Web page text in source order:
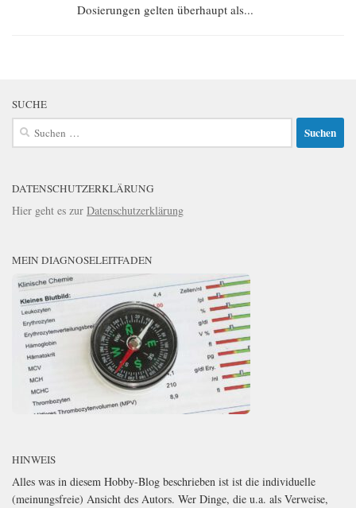
Dosierungen gelten überhaupt als...
SUCHE
Suchen
nach:
DATENSCHUTZERKLÄRUNG
Hier geht es zur Datenschutzerklärung
MEIN DIAGNOSELEITFADEN
HINWEIS
Alles was in diesem Hobby-Blog beschrieben ist ist die individuelle
(meinungsfreie) Ansicht des Autors. Wer Dinge, die u.a. als Verweise,